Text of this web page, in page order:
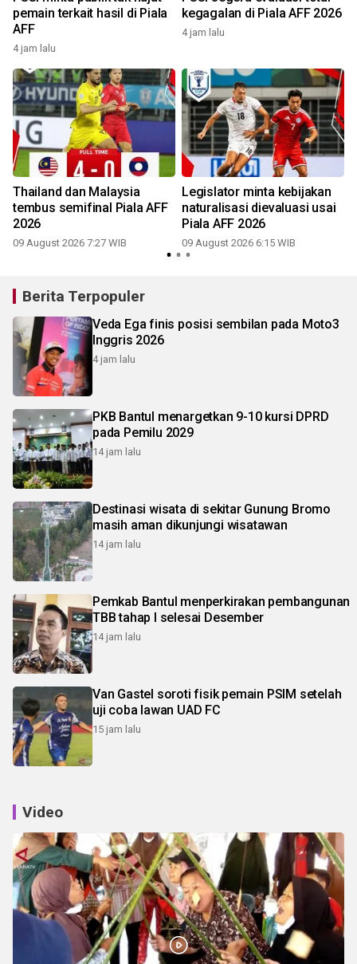
pemain terkait hasil di Piala
AFF
4 jam lalu
kegagalan di Piala AFF 2026
4 jam lalu
Thailand dan Malaysia
tembus semifinal Piala AFF
2026
09 August 2026 7:27 WIB
Legislator minta kebijakan
naturalisasi dievaluasi usai
Piala AFF 2026
09 August 2026 6:15 WIB
Berita Terpopuler
Veda Ega finis posisi sembilan pada Moto3
Inggris 2026
4 jam lalu
PKB Bantul menargetkan 9-10 kursi DPRD
pada Pemilu 2029
14 jam lalu
Destinasi wisata di sekitar Gunung Bromo
masih aman dikunjungi wisatawan
14 jam lalu
Pemkab Bantul menperkirakan pembangunan
TBB tahap I selesai Desember
14 jam lalu
Van Gastel soroti fisik pemain PSIM setelah
uji coba lawan UAD FC
15 jam lalu
Video